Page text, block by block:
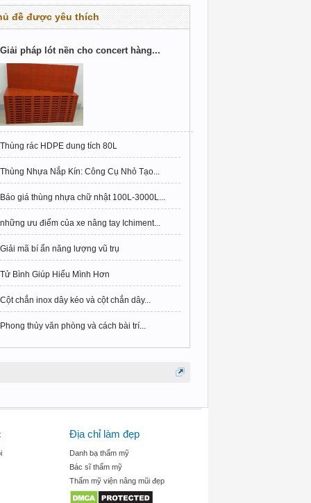
đề được yêu thích
Giải pháp lót nền cho concert hàng...
Thùng rác HDPE dung tích 80L
Thùng Nhựa Nắp Kín: Công Cụ Nhỏ Tạo...
Báo giá thùng nhựa chữ nhật 100L-3000L...
những ưu điểm của xe nâng tay Ichiment...
Giải mã bí ẩn năng lượng vũ trụ
Tử Bình Giúp Hiểu Mình Hơn
Cột chắn inox dây kéo và cột chắn dây...
Phong thủy văn phòng và cách bài trí...
Địa chỉ làm đẹp
Danh bạ thẩm mỹ
Bác sĩ thẩm mỹ
Thẩm mỹ viện nâng mũi đẹp